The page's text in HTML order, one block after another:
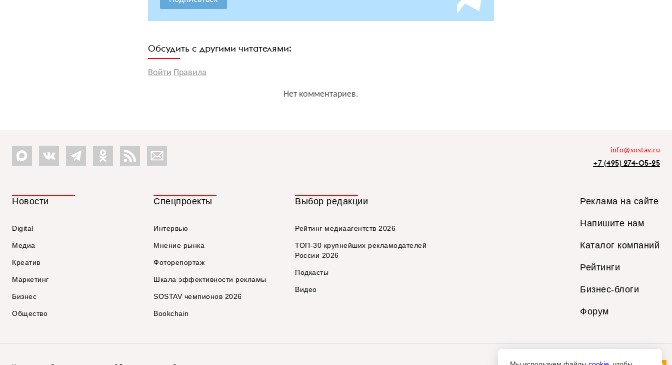
Обсудить с другими читателями:
Войти Правила
Нет комментариев.
info@sostav.ru
+7 (495) 274-05-25
Новости
Digital
Медиа
Креатив
Маркетинг
Бизнес
Общество
Спецпроекты
Интервью
Мнение рынка
Фоторепортаж
Шкала эффективности рекламы
SOSTAV чемпионов 2026
Bookchain
Выбор редакции
Рейтинг медиаагентств 2026
ТОП-30 крупнейших рекламодателей
России 2026
Подкасты
Видео
Реклама на сайте
Напишите нам
Каталог компаний
Рейтинги
Бизнес-блоги
Форум